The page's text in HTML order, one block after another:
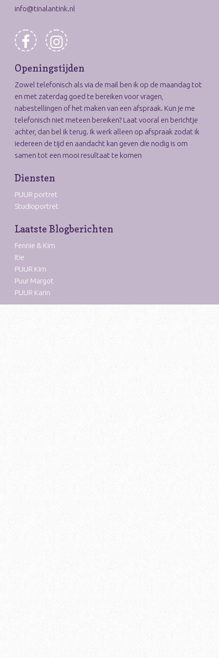
info@tinalantink.nl
Openingstijden
Zowel telefonisch als via de mail ben ik op de maandag tot
en met zaterdag goed te bereiken voor vragen,
nabestellingen of het maken van een afspraak. Kun je me
telefonisch niet meteen bereiken? Laat vooral en berichtje
achter, dan bel ik terug. Ik werk alleen op afspraak zodat ik
iedereen de tijd en aandacht kan geven die nodig is om
samen tot een mooi resultaat te komen
Diensten
PUUR portret
Studioportret
Laatste Blogberichten
Fennie & Kim
Itie
PUUR Kim
Puur Margot
PUUR Karin